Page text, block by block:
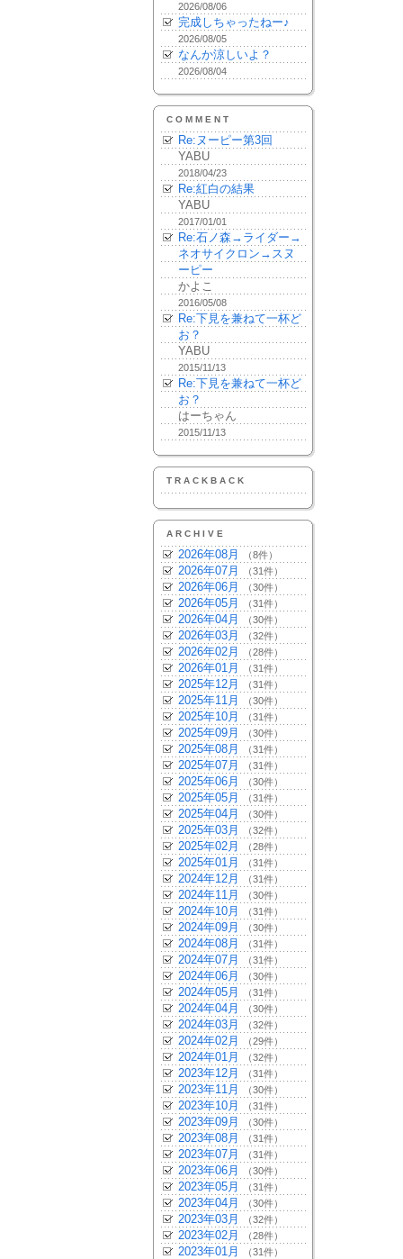
2026/08/06
完成しちゃったねー♪
2026/08/05
なんか涼しいよ？
2026/08/04
COMMENT
Re:ヌーピー第3回
YABU
2018/04/23
Re:紅白の結果
YABU
2017/01/01
Re:石ノ森→ライダー→
ネオサイクロン→スヌ
ーピー
かよこ
2016/05/08
Re:下見を兼ねて一杯ど
お？
YABU
2015/11/13
Re:下見を兼ねて一杯ど
お？
はーちゃん
2015/11/13
TRACKBACK
ARCHIVE
2026年08月 （8件）
2026年07月 （31件）
2026年06月 （30件）
2026年05月 （31件）
2026年04月 （30件）
2026年03月 （32件）
2026年02月 （28件）
2026年01月 （31件）
2025年12月 （31件）
2025年11月 （30件）
2025年10月 （31件）
2025年09月 （30件）
2025年08月 （31件）
2025年07月 （31件）
2025年06月 （30件）
2025年05月 （31件）
2025年04月 （30件）
2025年03月 （32件）
2025年02月 （28件）
2025年01月 （31件）
2024年12月 （31件）
2024年11月 （30件）
2024年10月 （31件）
2024年09月 （30件）
2024年08月 （31件）
2024年07月 （31件）
2024年06月 （30件）
2024年05月 （31件）
2024年04月 （30件）
2024年03月 （32件）
2024年02月 （29件）
2024年01月 （32件）
2023年12月 （31件）
2023年11月 （30件）
2023年10月 （31件）
2023年09月 （30件）
2023年08月 （31件）
2023年07月 （31件）
2023年06月 （30件）
2023年05月 （31件）
2023年04月 （30件）
2023年03月 （32件）
2023年02月 （28件）
2023年01月 （31件）